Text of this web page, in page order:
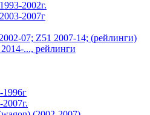
2002г.
2007г
07; Z51 2007-14; (рейлинги)
..., рейлинги
1996г
2007г.